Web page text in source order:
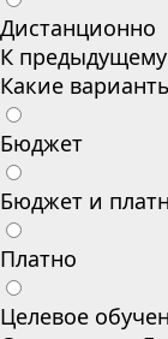
Дистанционно
К
Какие
Бюджет
Бюджет и
Платно
Целевое